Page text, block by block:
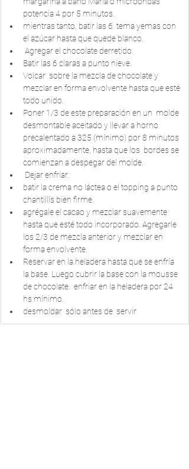
potencia 4 por 5 minutos.
mientras tanto, batir las 6  tema yemas con
el azúcar hasta que quede blanco.
Agregar el chocolate derretido.
Batir las 6 claras a punto nieve.
Volcar  sobre la mezcla de chocolate y
mezclar en forma envolvente hasta que esté
todo unido.
Poner 1/3 de este preparación en un  molde
desmontable aceitado y llevar a horno
precalentado a 325 (mínimo) por 8 minutos
aproximadamente, hasta que los  bordes se
comienzan a despegar del molde.
Dejar enfriar.
batir la crema no láctea o el topping a punto
chantillís bien firme.
agrégale el cacao y mezclar suavemente
hasta que esté todo incorporado. Agregarle
los 2/3 de mezcla anterior y mezclar en
forma envolvente.
Reservar en la heladera hasta que se enfría
la base. Luego cubrir la base con la mousse
de chocolate.  enfriar en la heladera por 24
hs mínimo.
desmoldar  sólo antes de  servir